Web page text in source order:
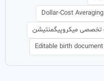
Dollar‑Cost
تخصصی میکروپیگمنتیشن
Editable birth document